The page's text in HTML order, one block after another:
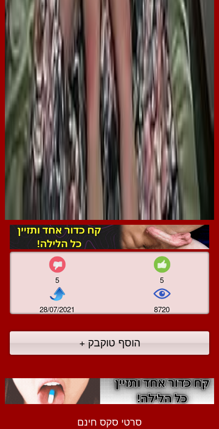
5 5
28/07/2021 8720
הוסף טוקבק +
סרטי סקס חינם